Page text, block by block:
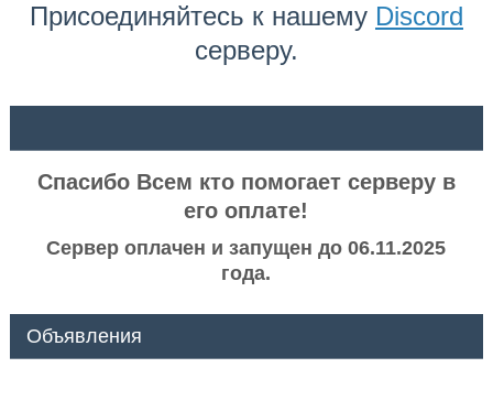
Присоединяйтесь к нашему Discord
серверу.
Спасибо Всем кто помогает серверу в
его оплате!
Сервер оплачен и запущен до 06.11.2025
года.
Объявления